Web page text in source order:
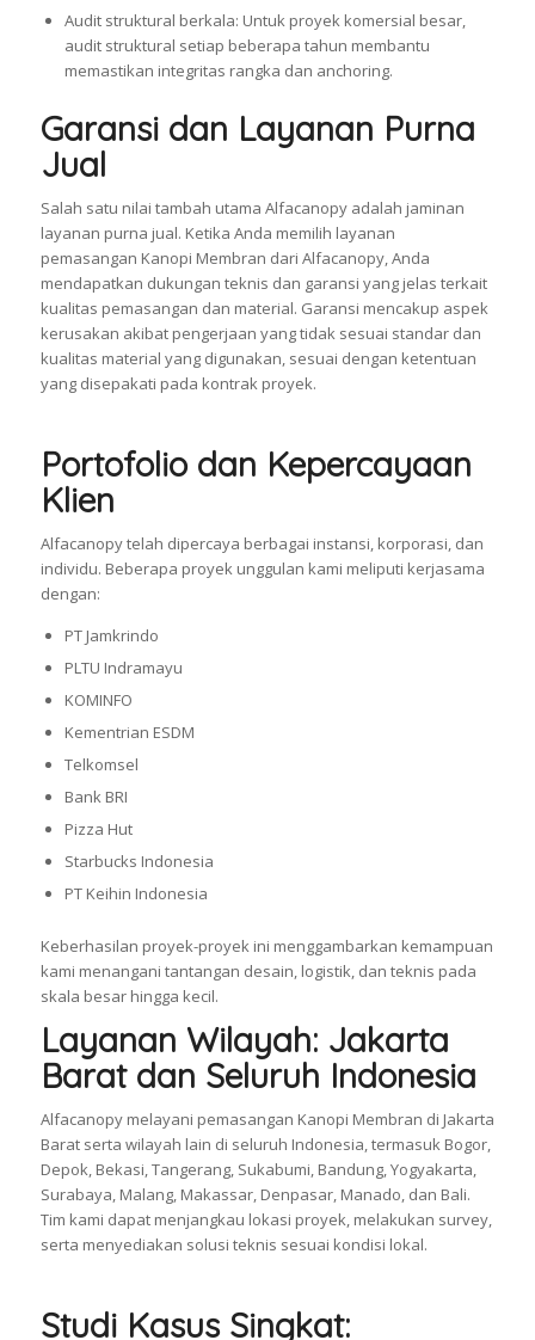
Audit struktural berkala: Untuk proyek komersial besar,
audit struktural setiap beberapa tahun membantu
memastikan integritas rangka dan anchoring.
Garansi dan Layanan Purna
Jual
Salah satu nilai tambah utama Alfacanopy adalah jaminan
layanan purna jual. Ketika Anda memilih layanan
pemasangan Kanopi Membran dari Alfacanopy, Anda
mendapatkan dukungan teknis dan garansi yang jelas terkait
kualitas pemasangan dan material. Garansi mencakup aspek
kerusakan akibat pengerjaan yang tidak sesuai standar dan
kualitas material yang digunakan, sesuai dengan ketentuan
yang disepakati pada kontrak proyek.
Portofolio dan Kepercayaan
Klien
Alfacanopy telah dipercaya berbagai instansi, korporasi, dan
individu. Beberapa proyek unggulan kami meliputi kerjasama
dengan:
PT Jamkrindo
PLTU Indramayu
KOMINFO
Kementrian ESDM
Telkomsel
Bank BRI
Pizza Hut
Starbucks Indonesia
PT Keihin Indonesia
Keberhasilan proyek-proyek ini menggambarkan kemampuan
kami menangani tantangan desain, logistik, dan teknis pada
skala besar hingga kecil.
Layanan Wilayah: Jakarta
Barat dan Seluruh Indonesia
Alfacanopy melayani pemasangan Kanopi Membran di Jakarta
Barat serta wilayah lain di seluruh Indonesia, termasuk Bogor,
Depok, Bekasi, Tangerang, Sukabumi, Bandung, Yogyakarta,
Surabaya, Malang, Makassar, Denpasar, Manado, dan Bali.
Tim kami dapat menjangkau lokasi proyek, melakukan survey,
serta menyediakan solusi teknis sesuai kondisi lokal.
Studi Kasus Singkat: